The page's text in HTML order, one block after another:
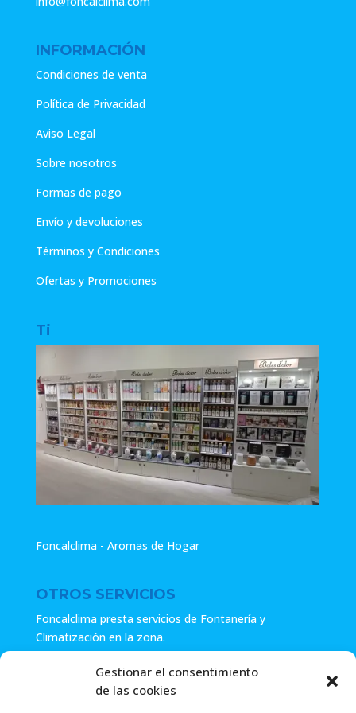
Gestionar el consentimiento
de las cookies
INFORMACIÓN
Condiciones de venta
Política de Privacidad
Aviso Legal
Sobre nosotros
Formas de pago
Envío y devoluciones
Términos y Condiciones
Ofertas y Promociones
Ti
Foncalclima - Aromas de Hogar
OTROS SERVICIOS
Foncalclima presta servicios de Fontanería y
Climatización en la zona.
Especialistas en sistemas de Osmosis.
Pide presupuesto sin compromiso o llámanos y haz tu